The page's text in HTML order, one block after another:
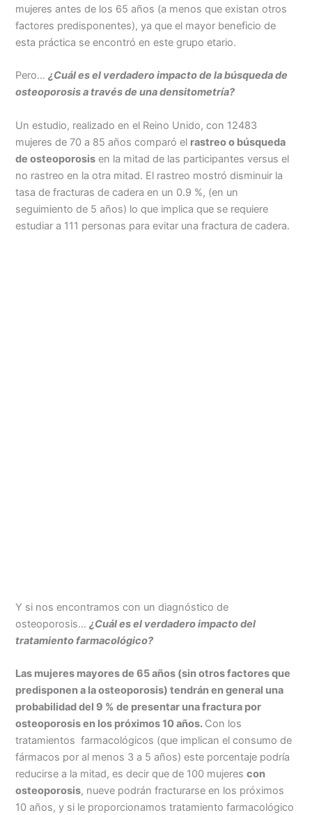
mujeres antes de los 65 años (a menos que existan otros
factores predisponentes), ya que el mayor beneficio de
esta práctica se encontró en este grupo etario.
Pero…¿Cuál es el verdadero impacto de la búsqueda de
osteoporosis a través de una densitometría?
Un estudio, realizado en el Reino Unido, con 12483
mujeres de 70 a 85 años comparó el rastreo o búsqueda
de osteoporosis en la mitad de las participantes versus el
no rastreo en la otra mitad. El rastreo mostró disminuir la
tasa de fracturas de cadera en un 0.9 %, (en un
seguimiento de 5 años) lo que implica que se requiere
estudiar a 111 personas para evitar una fractura de cadera.
Y si nos encontramos con un diagnóstico de
osteoporosis…¿Cuál es el verdadero impacto del
tratamiento farmacológico?
Las mujeres mayores de 65 años (sin otros factores que
predisponen a la osteoporosis) tendrán en general una
probabilidad del 9 % de presentar una fractura por
osteoporosis en los próximos 10 años. Con los
tratamientos farmacológicos (que implican el consumo de
fármacos por al menos 3 a 5 años) este porcentaje podría
reducirse a la mitad, es decir que de 100 mujerescon
osteoporosis, nueve podrán fracturarse en los próximos
10 años, y si le proporcionamos tratamiento farmacológico